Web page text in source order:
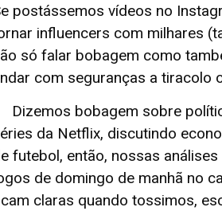
postássemos vídeos no
influencers com milhares
só falar bobagem como
com seguranças a tiracolo
Dizemos bobagem sobre
da Netflix, discutindo
futebol, então, nossas
de domingo de manhã no
claras quando tossimos,